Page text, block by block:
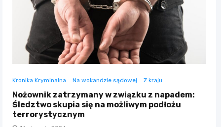
Kronika Kryminalna Na wokandzie sądowej Z kraju
Nożownik zatrzymany w związku z napadem:
Śledztwo skupia się na możliwym podłożu
terrorystycznym